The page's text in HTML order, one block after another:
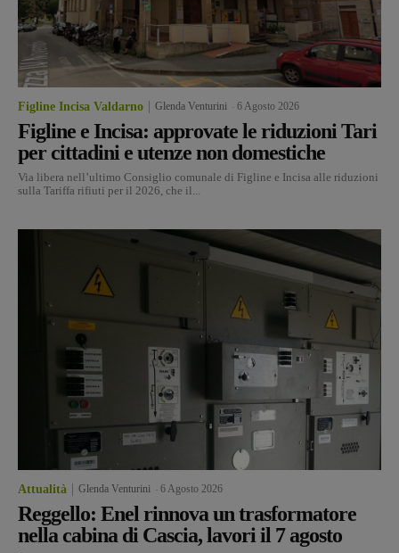
Figline Incisa Valdarno Glenda Venturini 6 Agosto 2026
Figline e Incisa: approvate le riduzioni Tari
per cittadini e utenze non domestiche
Via libera nell’ultimo Consiglio comunale di Figline e Incisa alle riduzioni
sulla Tariffa rifiuti per il 2026, che il...
Attualità Glenda Venturini 6 Agosto 2026
Reggello: Enel rinnova un trasformatore
nella cabina di Cascia, lavori il 7 agosto